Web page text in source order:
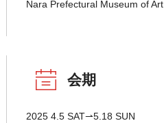
Nara Prefectural Museum of Art
会期
2025 4.5 SAT⇀5.18 SUN